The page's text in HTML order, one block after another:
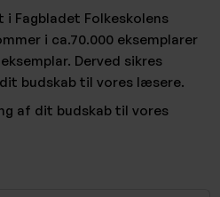
i Fagbladet Folkeskolens
i ca.70.000 eksemplarer
Derved sikres
budskab til vores læsere.
af dit budskab til vores